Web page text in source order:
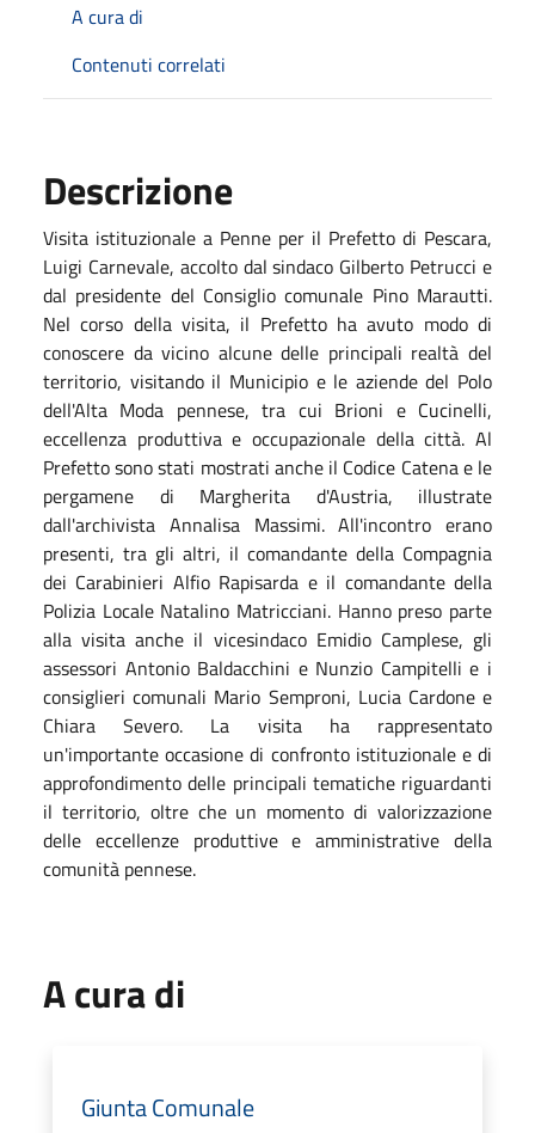
A cura di
Contenuti correlati
Descrizione
Visita istituzionale a Penne per il Prefetto di Pescara,
Luigi Carnevale, accolto dal sindaco Gilberto Petrucci e
dal presidente del Consiglio comunale Pino Marautti.
Nel corso della visita, il Prefetto ha avuto modo di
conoscere da vicino alcune delle principali realtà del
territorio, visitando il Municipio e le aziende del Polo
dell'Alta Moda pennese, tra cui Brioni e Cucinelli,
eccellenza produttiva e occupazionale della città. Al
Prefetto sono stati mostrati anche il Codice Catena e le
pergamene di Margherita d'Austria, illustrate
dall'archivista Annalisa Massimi. All'incontro erano
presenti, tra gli altri, il comandante della Compagnia
dei Carabinieri Alfio Rapisarda e il comandante della
Polizia Locale Natalino Matricciani. Hanno preso parte
alla visita anche il vicesindaco Emidio Camplese, gli
assessori Antonio Baldacchini e Nunzio Campitelli e i
consiglieri comunali Mario Semproni, Lucia Cardone e
Chiara Severo. La visita ha rappresentato
un'importante occasione di confronto istituzionale e di
approfondimento delle principali tematiche riguardanti
il territorio, oltre che un momento di valorizzazione
delle eccellenze produttive e amministrative della
comunità pennese.
A cura di
Giunta Comunale